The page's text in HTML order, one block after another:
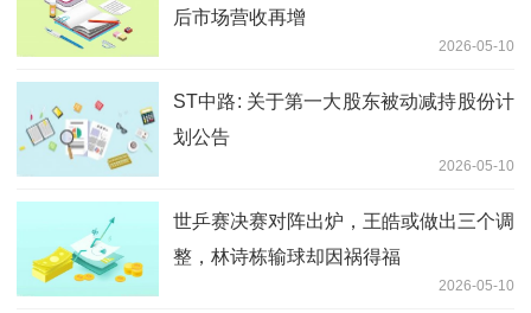
后市场营收再增
2026-05-10
ST中路: 关于第一大股东被动减持股份计
划公告
2026-05-10
世乒赛决赛对阵出炉，王皓或做出三个调
整，林诗栋输球却因祸得福
2026-05-10